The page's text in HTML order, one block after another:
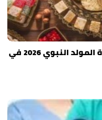
تبدأ من 175 جنيها.. أسعار حلاوة المولد النبوي 2026 في